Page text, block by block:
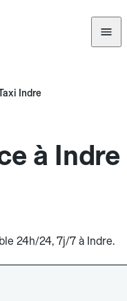
Indre
à Indre
24h/24, 7j/7 à Indre.